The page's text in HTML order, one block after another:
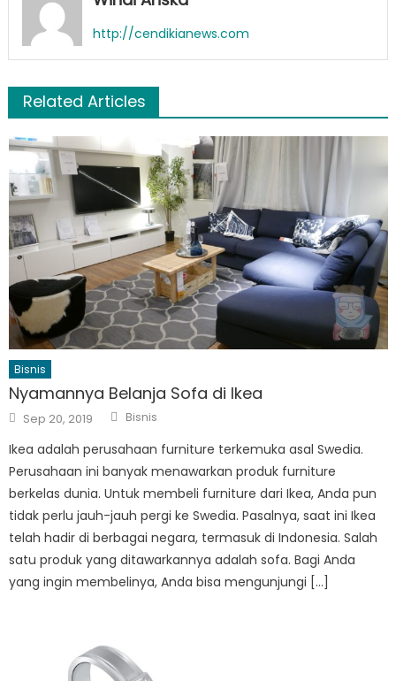
http://cendikianews.com
Related Articles
Bisnis
Nyamannya Belanja Sofa di Ikea
Posted
on
Sep 20, 2019 Author
Bisnis
Ikea adalah perusahaan furniture terkemuka asal Swedia.
Perusahaan ini banyak menawarkan produk furniture
berkelas dunia. Untuk membeli furniture dari Ikea, Anda pun
tidak perlu jauh-jauh pergi ke Swedia. Pasalnya, saat ini Ikea
telah hadir di berbagai negara, termasuk di Indonesia. Salah
satu produk yang ditawarkannya adalah sofa. Bagi Anda
yang ingin membelinya, Anda bisa mengunjungi […]